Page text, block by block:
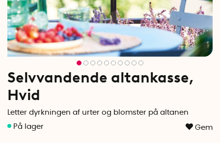
Selvvandende altankasse,
Hvid
Letter dyrkningen af urter og blomster på altanen
Gem